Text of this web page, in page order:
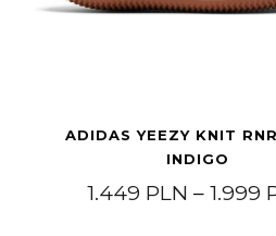
ADIDAS YEEZY KNIT
INDIGO
1.449 PLN – 1.999